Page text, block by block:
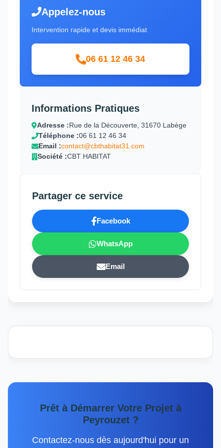
Appelez-nous
Intervention rapide et devis immédiat
06 61 12 46 34
Informations Pratiques
Adresse :Rue de la Découverte, 31670 Labège
Téléphone :06 61 12 46 34
Email :contact@cbthabitat31.com
Société :CBT HABITAT
Partager ce service
Facebook
WhatsApp
Email
Prêt à Démarrer Votre Projet à
Peyrouzet ?
Contactez-nous dès aujourd'hui pour un